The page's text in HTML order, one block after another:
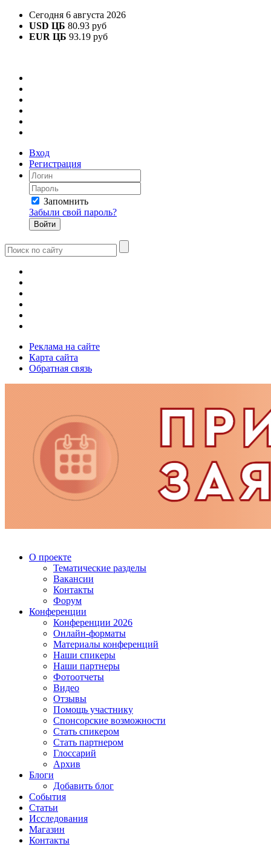
Сегодня 6 августа 2026
USD ЦБ 80.93 руб
EUR ЦБ 93.19 руб
Вход
Регистрация
Запомнить
Забыли свой пароль?
Реклама на сайте
Карта сайта
Обратная связь
О проекте
Тематические разделы
Вакансии
Контакты
Форум
Конференции
Конференции 2026
Онлайн-форматы
Материалы конференций
Наши спикеры
Наши партнеры
Фотоотчеты
Видео
Отзывы
Помощь участнику
Спонсорские возможности
Стать спикером
Стать партнером
Глоссарий
Архив
Блоги
Добавить блог
События
Статьи
Исследования
Магазин
Контакты